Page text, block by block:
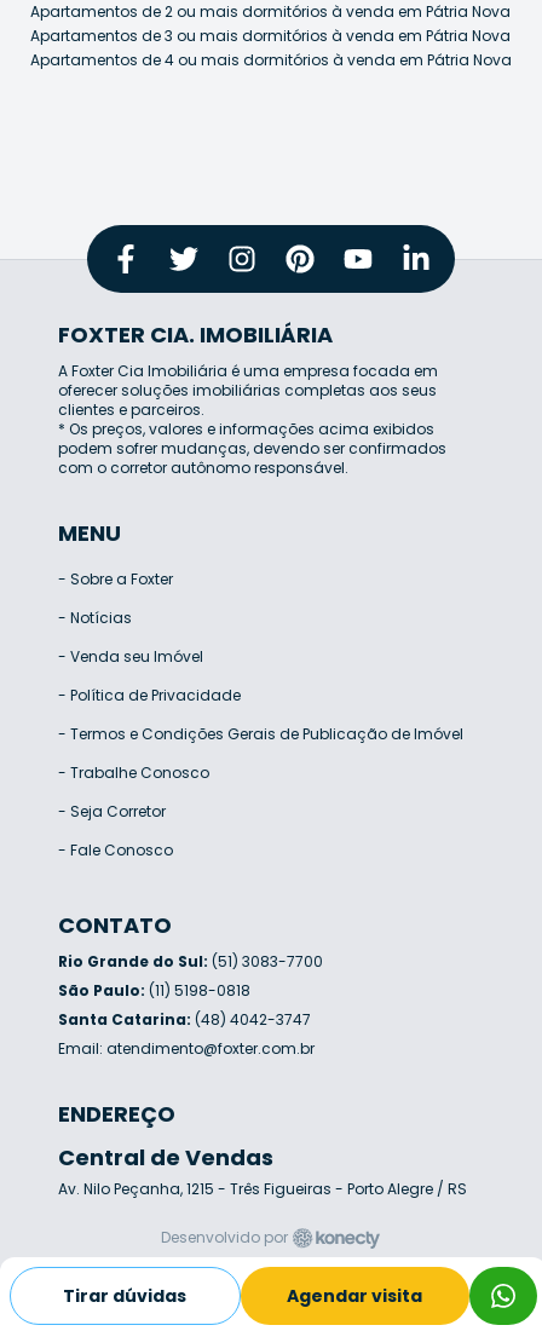
Tirar dúvidas Agendar visita
Apartamentos de 2 ou mais dormitórios à venda em Pátria Nova
Apartamentos de 3 ou mais dormitórios à venda em Pátria Nova
Apartamentos de 4 ou mais dormitórios à venda em Pátria Nova
FOXTER CIA. IMOBILIÁRIA
A Foxter Cia Imobiliária é uma empresa focada em
oferecer soluções imobiliárias completas aos seus
clientes e parceiros.
* Os preços, valores e informações acima exibidos
podem sofrer mudanças, devendo ser confirmados
com o corretor autônomo responsável.
MENU
- Sobre a Foxter
- Notícias
- Venda seu Imóvel
- Política de Privacidade
- Termos e Condições Gerais de Publicação de Imóvel
- Trabalhe Conosco
- Seja Corretor
- Fale Conosco
CONTATO
Rio Grande do Sul: (51) 3083-7700
São Paulo: (11) 5198-0818
Santa Catarina: (48) 4042-3747
Email: atendimento@foxter.com.br
ENDEREÇO
Central de Vendas
Av. Nilo Peçanha, 1215 - Três Figueiras - Porto Alegre / RS
Desenvolvido por